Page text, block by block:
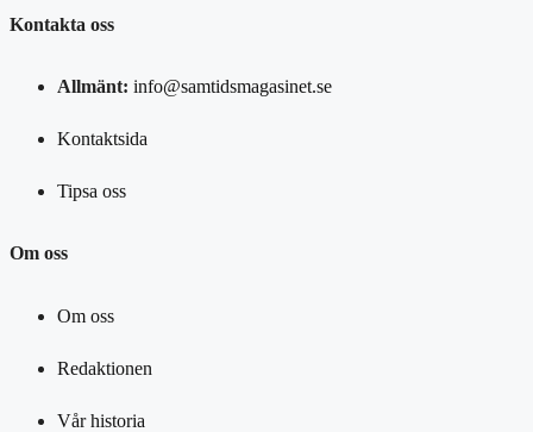
Kontakta oss
Allmänt: info@samtidsmagasinet.se
Kontaktsida
Tipsa oss
Om oss
Om oss
Redaktionen
Vår historia